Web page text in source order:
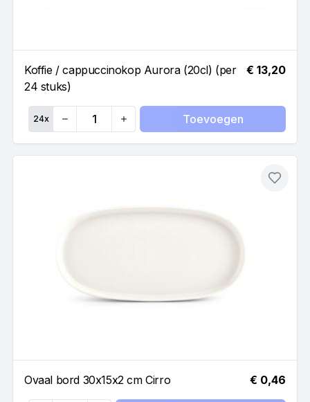
Koffie / cappuccinokop Aurora (20cl) (per
24 stuks)
€ 13,20
24x
Quantity
Toevoegen
Ovaal bord 30x15x2 cm Cirro € 0,46